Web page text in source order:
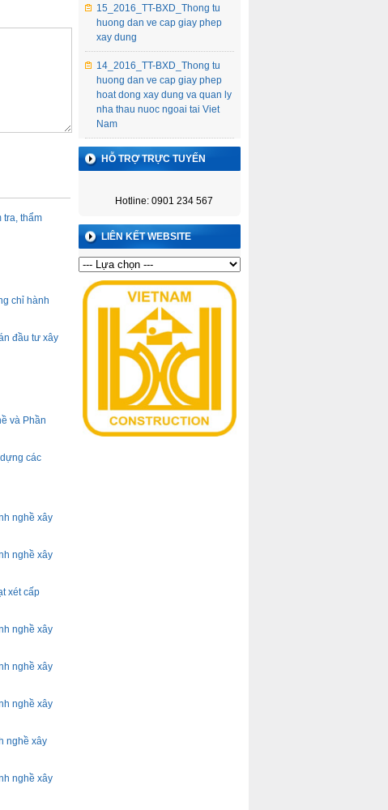
tra, thẩm
chỉ hành
đầu tư xây
và Phần
các
nghề xây
nghề xây
xét cấp
nghề xây
nghề xây
nghề xây
nghề xây
nghề xây
15_2016_TT-BXD_Thong tu
huong dan ve cap giay phep
xay dung
14_2016_TT-BXD_Thong tu
huong dan ve cap giay phep
hoat dong xay dung va quan ly
nha thau nuoc ngoai tai Viet
Nam
HỖ TRỢ TRỰC TUYẾN
Hotline: 0901 234 567
LIÊN KẾT WEBSITE